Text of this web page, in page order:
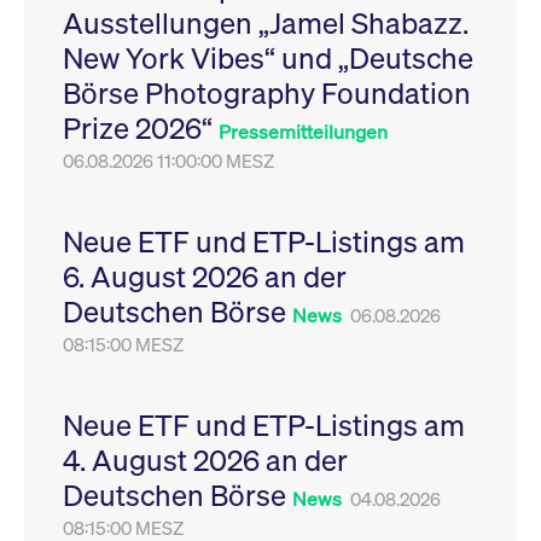
Ausstellungen „Jamel Shabazz.
New York Vibes“ und „Deutsche
Börse Photography Foundation
Prize 2026“ Pressemitteilungen
06.08.2026 11:00:00 MESZ
Neue ETF und ETP-Listings am
6. August 2026 an der
Deutschen Börse News 06.08.2026
08:15:00 MESZ
Neue ETF und ETP-Listings am
4. August 2026 an der
Deutschen Börse News 04.08.2026
08:15:00 MESZ
Leistung der Website
zu messen. Es handelt
sich um ein Muster-
Cookie, bei dem auf
das Präfix _pk_ses
eine kurze Reihe von
VISITOR_PRIVACY_METADATA
YouTube
.youtube.com
6
Monate
Dieses Cookie dient
Speicherung der
Einwilligungs- und
des Nutzers für ihre
Interaktion mit der
Sitzungen geehrt